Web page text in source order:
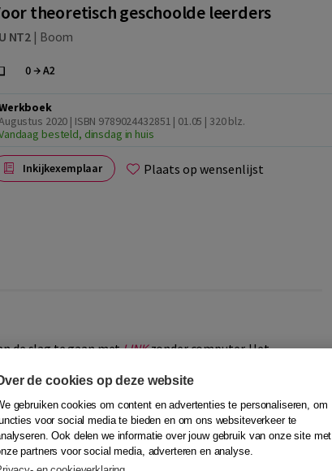
theoretisch geschoolde leerders
NT2 | Boom
2020 | ISBN 9789024432851 | 01.05 | 320 blz.
besteld, dinsdag in huis
Inkijkexemplaar Plaats op wensenlijst
de slag te gaan metLINKzonder computer. Het
en sluit aan op hun dagelijkse leefwereld, werk- of
zijn de opdrachten cognitief uitdagend. Daarnaast zijn er
de cookies op deze website
gebruiken cookies om content en advertenties te personaliseren, om
voor social media te bieden en om ons websiteverkeer te
Ook delen we informatie over jouw gebruik van onze site met
partners voor social media, adverteren en analyse.